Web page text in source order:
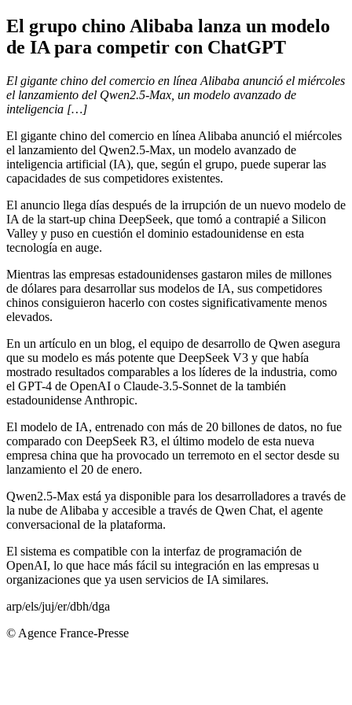
El grupo chino Alibaba lanza un modelo
de IA para competir con ChatGPT
El gigante chino del comercio en línea Alibaba anunció el miércoles
el lanzamiento del Qwen2.5-Max, un modelo avanzado de
inteligencia […]
El gigante chino del comercio en línea Alibaba anunció el miércoles
el lanzamiento del Qwen2.5-Max, un modelo avanzado de
inteligencia artificial (IA), que, según el grupo, puede superar las
capacidades de sus competidores existentes.
El anuncio llega días después de la irrupción de un nuevo modelo de
IA de la start-up china DeepSeek, que tomó a contrapié a Silicon
Valley y puso en cuestión el dominio estadounidense en esta
tecnología en auge.
Mientras las empresas estadounidenses gastaron miles de millones
de dólares para desarrollar sus modelos de IA, sus competidores
chinos consiguieron hacerlo con costes significativamente menos
elevados.
En un artículo en un blog, el equipo de desarrollo de Qwen asegura
que su modelo es más potente que DeepSeek V3 y que había
mostrado resultados comparables a los líderes de la industria, como
el GPT-4 de OpenAI o Claude-3.5-Sonnet de la también
estadounidense Anthropic.
El modelo de IA, entrenado con más de 20 billones de datos, no fue
comparado con DeepSeek R3, el último modelo de esta nueva
empresa china que ha provocado un terremoto en el sector desde su
lanzamiento el 20 de enero.
Qwen2.5-Max está ya disponible para los desarrolladores a través de
la nube de Alibaba y accesible a través de Qwen Chat, el agente
conversacional de la plataforma.
El sistema es compatible con la interfaz de programación de
OpenAI, lo que hace más fácil su integración en las empresas u
organizaciones que ya usen servicios de IA similares.
arp/els/juj/er/dbh/dga
© Agence France-Presse